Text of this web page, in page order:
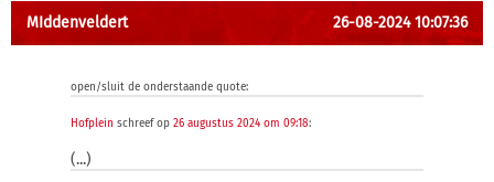
MIddenveldert 26-08-2024 10:07:36
open/sluit de onderstaande quote:
Hofplein schreef op 26 augustus 2024 om 09:18:
(...)